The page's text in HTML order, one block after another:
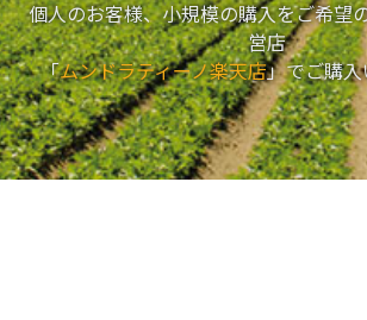
個人のお客様、小規模の購入をご希望
営店
「ムンドラティーノ楽天店」でご購